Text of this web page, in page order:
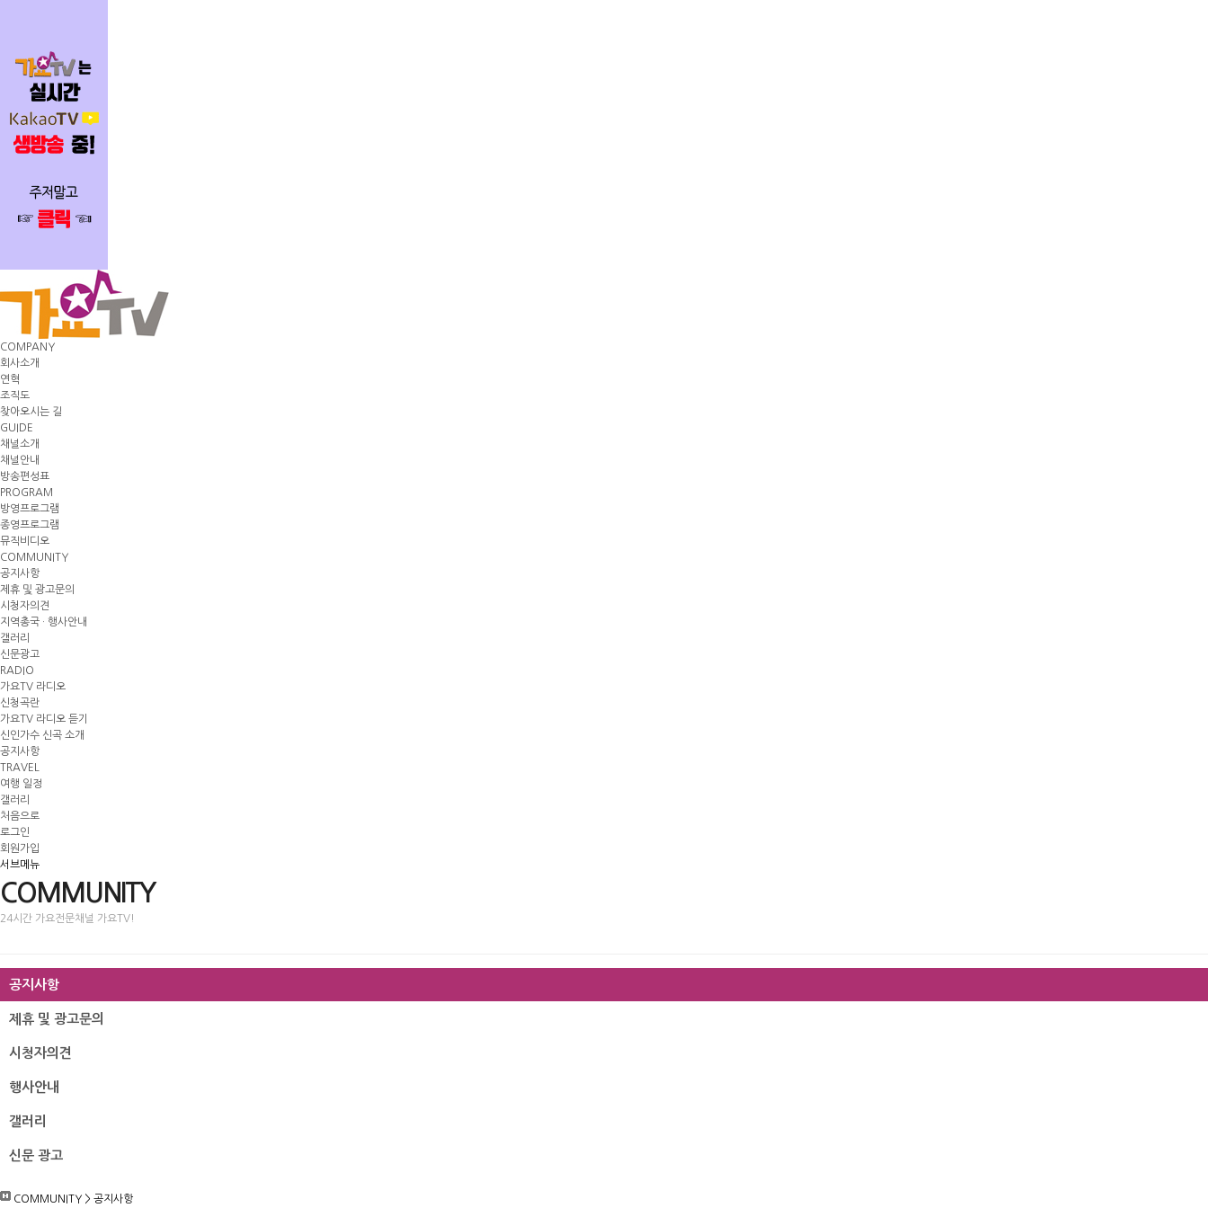
COMPANY
회사소개
연혁
조직도
찾아오시는 길
GUIDE
채널소개
채널안내
방송편성표
PROGRAM
방영프로그램
종영프로그램
뮤직비디오
COMMUNITY
공지사항
제휴 및 광고문의
시청자의견
지역총국 · 행사안내
갤러리
신문광고
RADIO
가요TV 라디오
신청곡란
가요TV 라디오 듣기
신인가수 신곡 소개
공지사항
TRAVEL
여행 일정
갤러리
처음으로
로그인
회원가입
서브메뉴
COMMUNITY
24시간 가요전문채널 가요TV!
공지사항
제휴 및 광고문의
시청자의견
행사안내
갤러리
신문 광고
COMMUNITY > 공지사항